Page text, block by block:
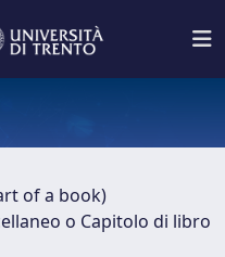
of a book)
o Capitolo di libro